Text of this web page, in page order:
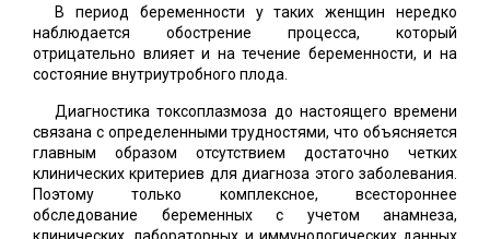
В период беременности у таких женщин нередко
наблюдается обострение процесса, который
отрицательно влияет и на течение беременности, и на
состояние внутриутробного плода.
Диагностика токсоплазмоза до настоящего времени
связана с определенными трудностями, что объясняется
главным образом отсутствием достаточно четких
клинических критериев для диагноза этого заболевания.
Поэтому только комплексное, всестороннее
обследование беременных с учетом анамнеза,